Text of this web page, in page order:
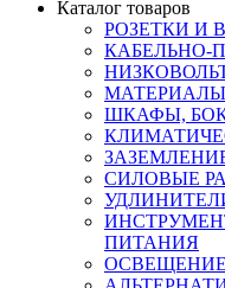
Каталог товаров
РОЗЕТКИ И
КАБЕЛЬНО-
ШКАФЫ,
СИЛОВЫЕ
ПИТАНИЯ
ОСВЕЩЕНИЕ